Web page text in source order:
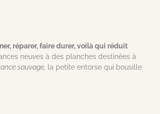
réparer, faire durer, voilà qui réduit
neuves à des planches destinées à
sauvage, la petite entorse qui bousille